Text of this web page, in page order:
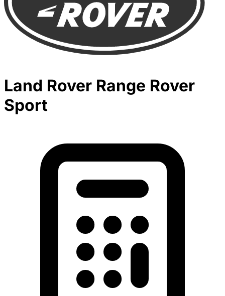
Land Rover Range Rover
Sport